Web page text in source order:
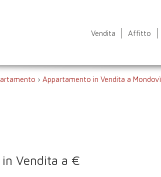
Vendita Affitto
› Appartamento in Vendita a Mondovì
Vendita a €